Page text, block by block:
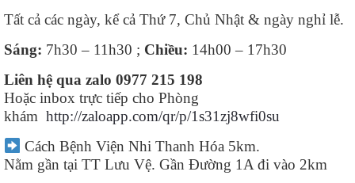
Tất cả các ngày, kể cả Thứ 7, Chủ Nhật & ngày nghỉ lễ.
Sáng: 7h30 – 11h30 ; Chiều: 14h00 – 17h30
Liên hệ qua zalo 0977 215 198
Hoặc inbox trực tiếp cho Phòng
khám http://zaloapp.com/qr/p/1s31zj8wfi0su
Cách Bệnh Viện Nhi Thanh Hóa 5km.
Nằm gần tại TT Lưu Vệ. Gần Đường 1A đi vào 2km